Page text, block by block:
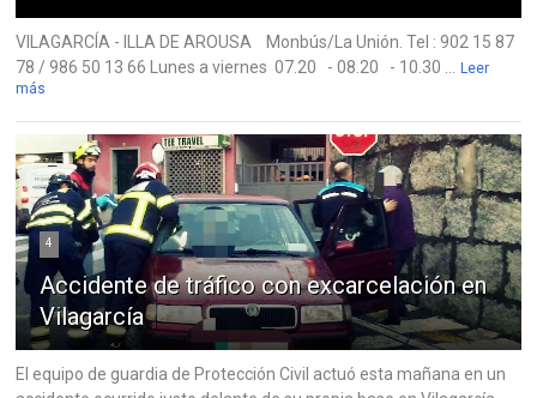
VILAGARCÍA - ILLA DE AROUSA Monbús/La Unión. Tel : 902 15 87
78 / 986 50 13 66 Lunes a viernes 07.20 - 08.20 - 10.30 ...
Leer
más
4
Accidente de tráfico con excarcelación en
Vilagarcía
El equipo de guardia de Protección Civil actuó esta mañana en un